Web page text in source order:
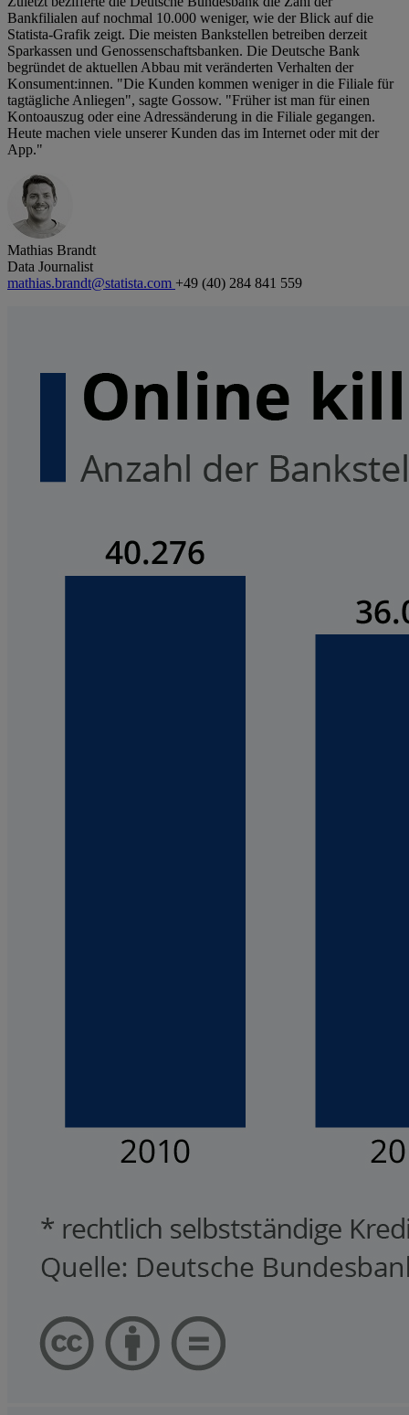
Bankfilialen auf nochmal 10.000 weniger, wie der Blick auf die
Statista-Grafik zeigt. Die meisten Bankstellen betreiben derzeit
Sparkassen und Genossenschaftsbanken. Die Deutsche Bank
begründet de aktuellen Abbau mit veränderten Verhalten der
Konsument:innen. "Die Kunden kommen weniger in die Filiale für
tagtägliche Anliegen", sagte Gossow. "Früher ist man für einen
Kontoauszug oder eine Adressänderung in die Filiale gegangen.
Heute machen viele unserer Kunden das im Internet oder mit der
App."
Mathias Brandt
Data Journalist
mathias.brandt@statista.com +49 (40) 284 841 559